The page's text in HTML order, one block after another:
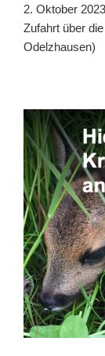
2. Oktober
Zufahrt über
Odelzhausen)